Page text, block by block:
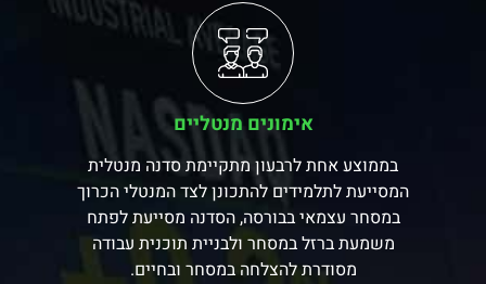
אימונים מנטליים
בממוצע אחת לרבעון מתקיימת סדנה מנטלית
המסייעת לתלמידים להתכונן לצד המנטלי הכרוך
במסחר עצמאי בבורסה, הסדנה מסייעת לפתח
משמעת ברזל במסחר ולבניית תוכנית עבודה
מסודרת להצלחה במסחר ובחיים.